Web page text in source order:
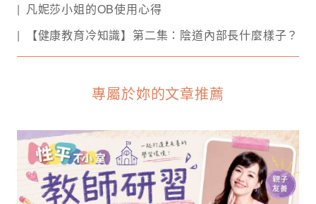
凡妮莎小姐的OB使用心得
【健康教育冷知識】第二集：陰道內部長什麼樣子？
專屬於妳的文章推薦